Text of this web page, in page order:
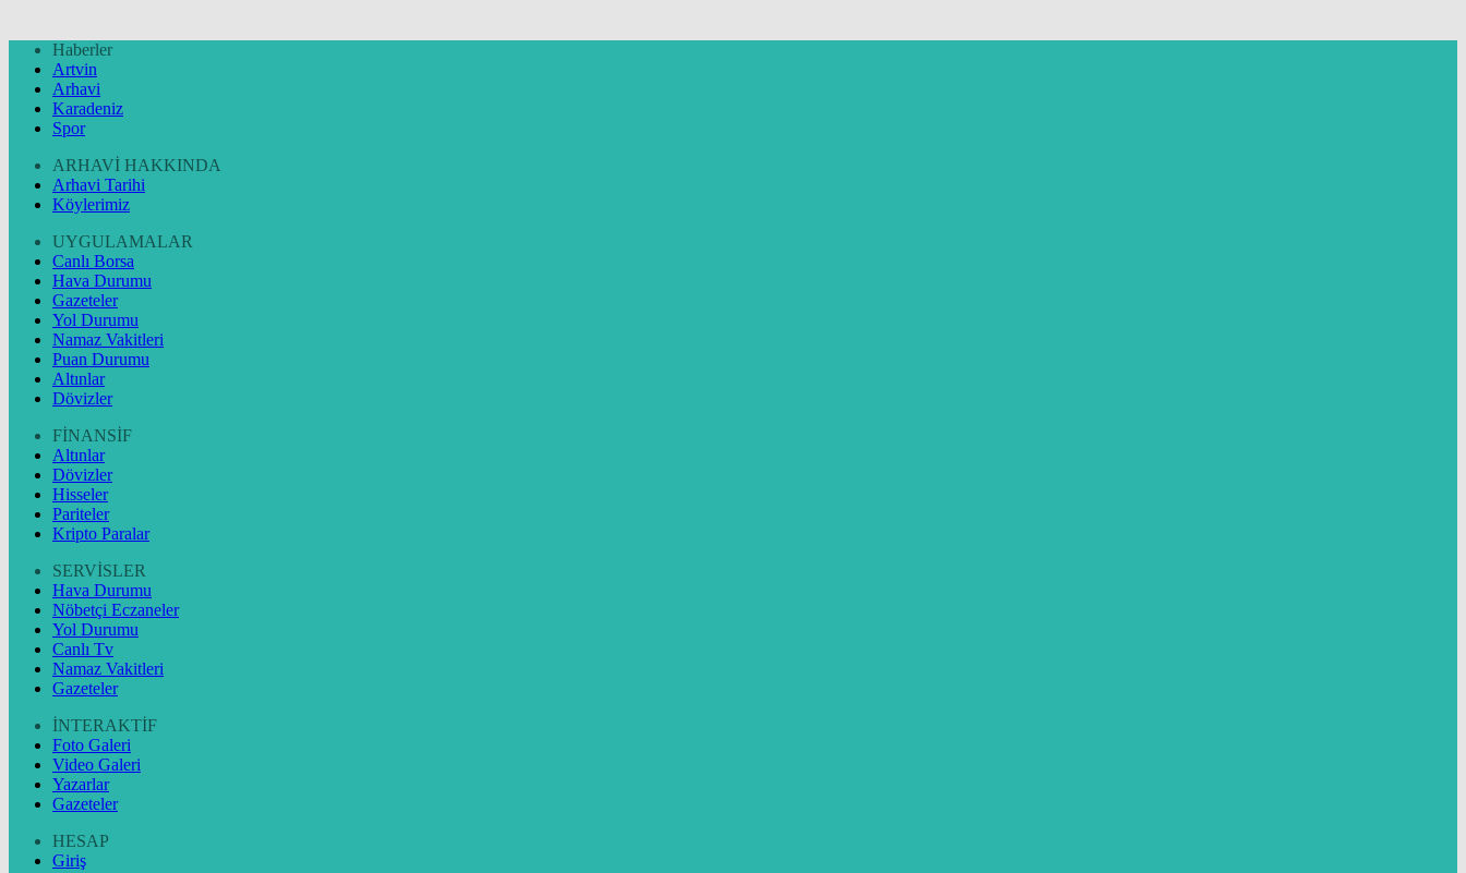
Haberler
Artvin
Arhavi
Karadeniz
Spor
ARHAVİ HAKKINDA
Arhavi Tarihi
Köylerimiz
UYGULAMALAR
Canlı Borsa
Hava Durumu
Gazeteler
Yol Durumu
Namaz Vakitleri
Puan Durumu
Altınlar
Dövizler
FİNANSİF
Altınlar
Dövizler
Hisseler
Pariteler
Kripto Paralar
SERVİSLER
Hava Durumu
Nöbetçi Eczaneler
Yol Durumu
Canlı Tv
Namaz Vakitleri
Gazeteler
İNTERAKTİF
Foto Galeri
Video Galeri
Yazarlar
Gazeteler
HESAP
Giriş